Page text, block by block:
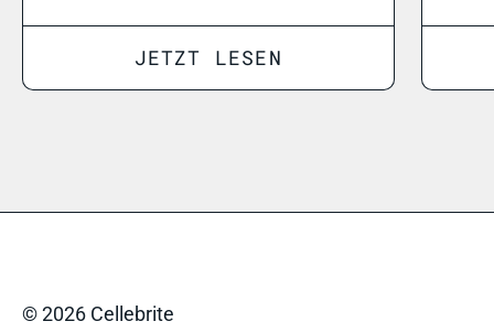
JETZT LESEN
© 2026 Cellebrite